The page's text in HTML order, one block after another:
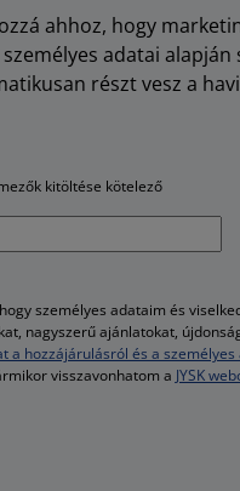
ahhoz, hogy
adatai
részt vesz a
kitöltése kötelező
személyes adataim és
nagyszerű ajánlatokat,
a hozzájárulásról és a
visszavonhatom a JYSK